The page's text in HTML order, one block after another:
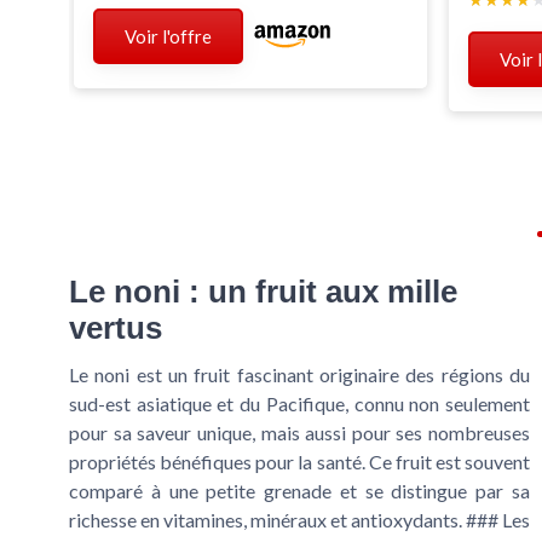
Voir l'offre
Voir
Le noni : un fruit aux mille
vertus
Le noni est un fruit fascinant originaire des régions du
sud-est asiatique et du Pacifique, connu non seulement
pour sa saveur unique, mais aussi pour ses nombreuses
propriétés bénéfiques pour la santé. Ce fruit est souvent
comparé à une petite grenade et se distingue par sa
richesse en vitamines, minéraux et antioxydants. ### Les